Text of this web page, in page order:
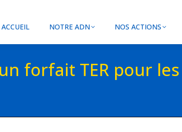
ACCUEIL NOTRE ADN NOS ACTIONS
forfait TER pour